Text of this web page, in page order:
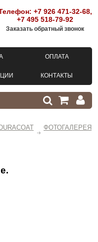
+7 926 471-32-68,
+7 495 518-79-92
Заказать обратный звонок
ОПЛАТА
КОНТАКТЫ
ФОТОГАЛЕРЕЯ